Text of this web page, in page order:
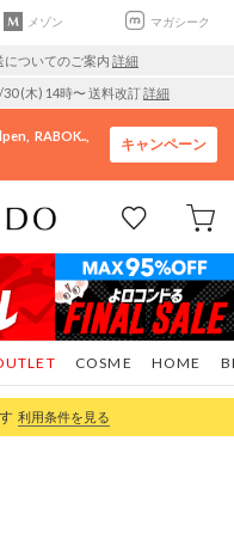
メゾン マガシーク
についてのご案内 詳細
30 (木) 14時〜 送料改訂詳細
RABOK..
キャンペーン
COSME HOME
利用条件を見る